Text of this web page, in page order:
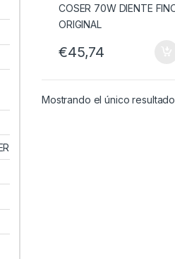
€45,74
Mostrando el único resultado